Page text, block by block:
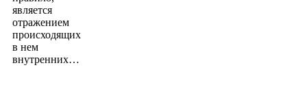
является
отражением
происходящих
в нем
внутренних…